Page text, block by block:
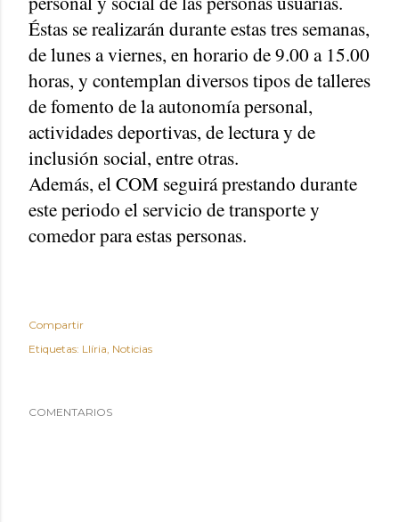
Éstas se realizarán durante estas tres semanas,
de lunes a viernes, en horario de 9.00 a 15.00
horas, y contemplan diversos tipos de talleres
de fomento de la autonomía personal,
actividades deportivas, de lectura y de
inclusión social, entre otras.
Además, el COM seguirá prestando durante
este periodo el servicio de transporte y
comedor para estas personas.
Compartir
Etiquetas: Llíria Noticias
COMENTARIOS